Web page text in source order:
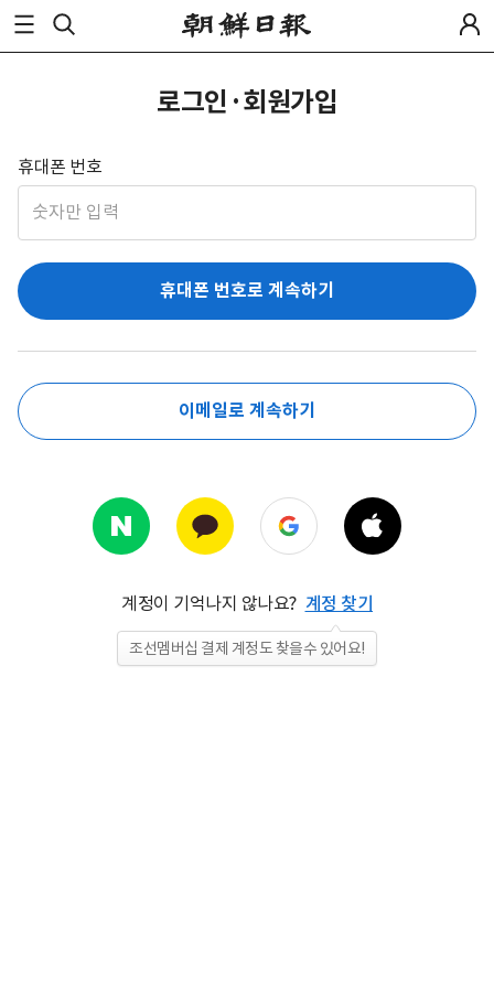
로그인·회원가입
휴대폰 번호
휴대폰 번호로 계속하기
이메일로 계속하기
계정이 기억나지 않나요? 계정 찾기
조선멤버십 결제 계정도 찾을수 있어요!